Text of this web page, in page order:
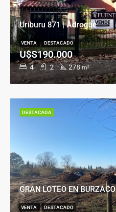
Uriburu 871 | Adrogué
4 2 278 m²
U$S190.000
VENTA DESTACADO
GRAN LOTEO EN BURZACO
VENTA DESTACADO
DESTACADA